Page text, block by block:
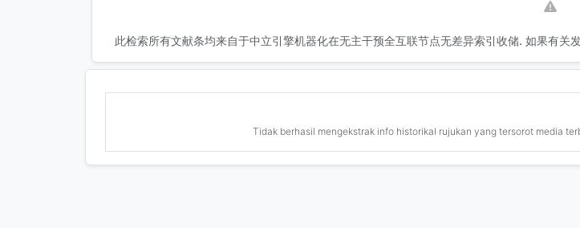
此检索所有文献条均来自于中立引擎机器化在无主干预全互联节点无差异索引收储. 如果有
Tidak berhasil mengekstrak info historikal rujukan yang tersorot media